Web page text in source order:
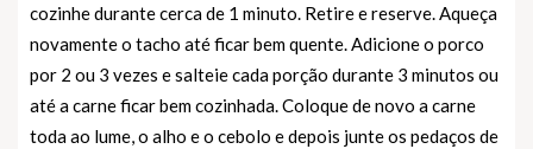
cozinhe durante cerca de 1 minuto. Retire e reserve. Aqueça
novamente o tacho até ficar bem quente. Adicione o porco
por 2 ou 3 vezes e salteie cada porção durante 3 minutos ou
até a carne ficar bem cozinhada. Coloque de novo a carne
toda ao lume, o alho e o cebolo e depois junte os pedaços de